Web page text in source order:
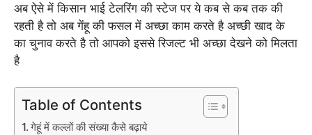
अब ऐसे में किसान भाई टेलरिंग की स्टेज पर ये कब से कब तक की
रहती है तो अब गेंहू की फसल में अच्छा काम करते है अच्छी खाद के
का चुनाव करते है तो आपको इससे रिजल्ट भी अच्छा देखने को मिलता
है
Table of Contents
गेहूं में कल्लों की संख्या कैसे बढ़ाये